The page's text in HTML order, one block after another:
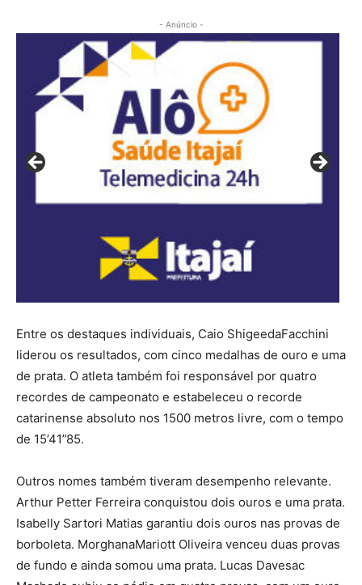
- Anúncio -
Entre os destaques individuais, Caio ShigeedaFacchini
liderou os resultados, com cinco medalhas de ouro e uma
de prata. O atleta também foi responsável por quatro
recordes de campeonato e estabeleceu o recorde
catarinense absoluto nos 1500 metros livre, com o tempo
de 15’41”85.
Outros nomes também tiveram desempenho relevante.
Arthur Petter Ferreira conquistou dois ouros e uma prata.
Isabelly Sartori Matias garantiu dois ouros nas provas de
borboleta. MorghanaMariott Oliveira venceu duas provas
de fundo e ainda somou uma prata. Lucas Davesac